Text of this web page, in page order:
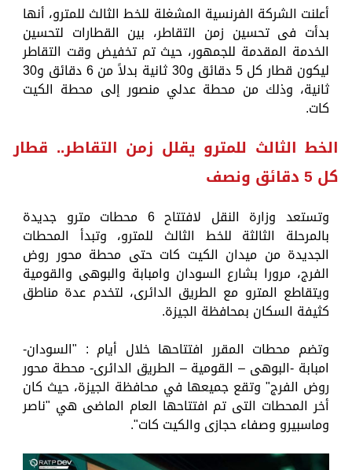
أعلنت الشركة الفرنسية المشغلة للخط الثالث للمترو، أنها
بدأت فى تحسين زمن التقاطر، بين القطارات لتحسين
الخدمة المقدمة للجمهور، حيث تم تخفيض وقت التقاطر
ليكون قطار كل 5 دقائق و30 ثانية بدلاً من 6 دقائق و30
ثانية، وذلك من محطة عدلي منصور إلى محطة الكيت
كات.
الخط الثالث للمترو يقلل زمن التقاطر.. قطار
كل 5 دقائق ونصف
وتستعد وزارة النقل لافتتاح 6 محطات مترو جديدة
بالمرحلة الثالثة للخط الثالث للمترو، وتبدأ المحطات
الجديدة من ميدان الكيت كات حتى محطة محور روض
الفرج، مرورا بشارع السودان وامبابة والبوهى والقومية
ويتقاطع المترو مع الطريق الدائرى، لتخدم عدة مناطق
كثيفة السكان بمحافظة الجيزة.
وتضم محطات المقرر افتتاحها خلال أيام : "السودان-
امبابة -البوهى – القومية – الطريق الدائرى- محطة محور
روض الفرج" وتقع جميعها في محافظة الجيزة، حيث كان
أخر المحطات التى تم افتتاحها العام الماضى هي "ناصر
وماسبيرو وصفاء حجازى والكيت كات".